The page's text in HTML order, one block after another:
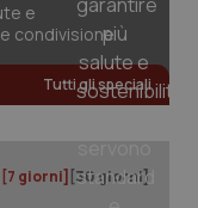
e
condivisione
Tutti gli speciali
[7 giorni] [30 giorni]